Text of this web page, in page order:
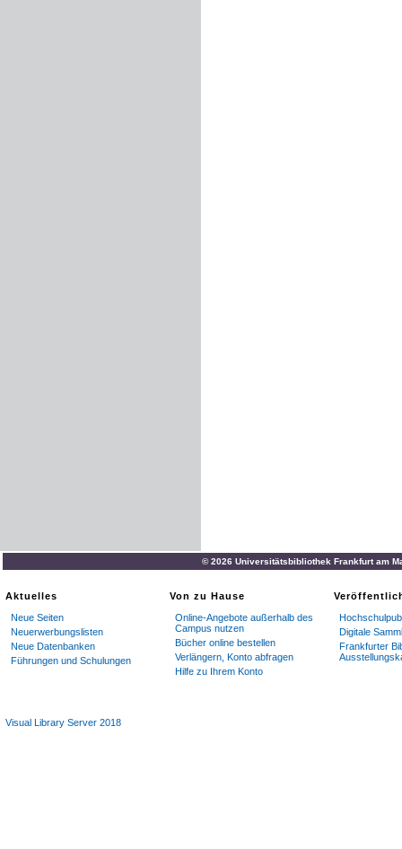
© 2026 Universitätsbibliothek Frankfurt am
Aktuelles
Neue Seiten
Neuerwerbungslisten
Neue Datenbanken
Führungen und Schulungen
Von zu Hause
Online-Angebote außerhalb des
Campus nutzen
Bücher online bestellen
Verlängern, Konto abfragen
Hilfe zu Ihrem Konto
Digitale
Frankfurter
Visual Library Server 2018